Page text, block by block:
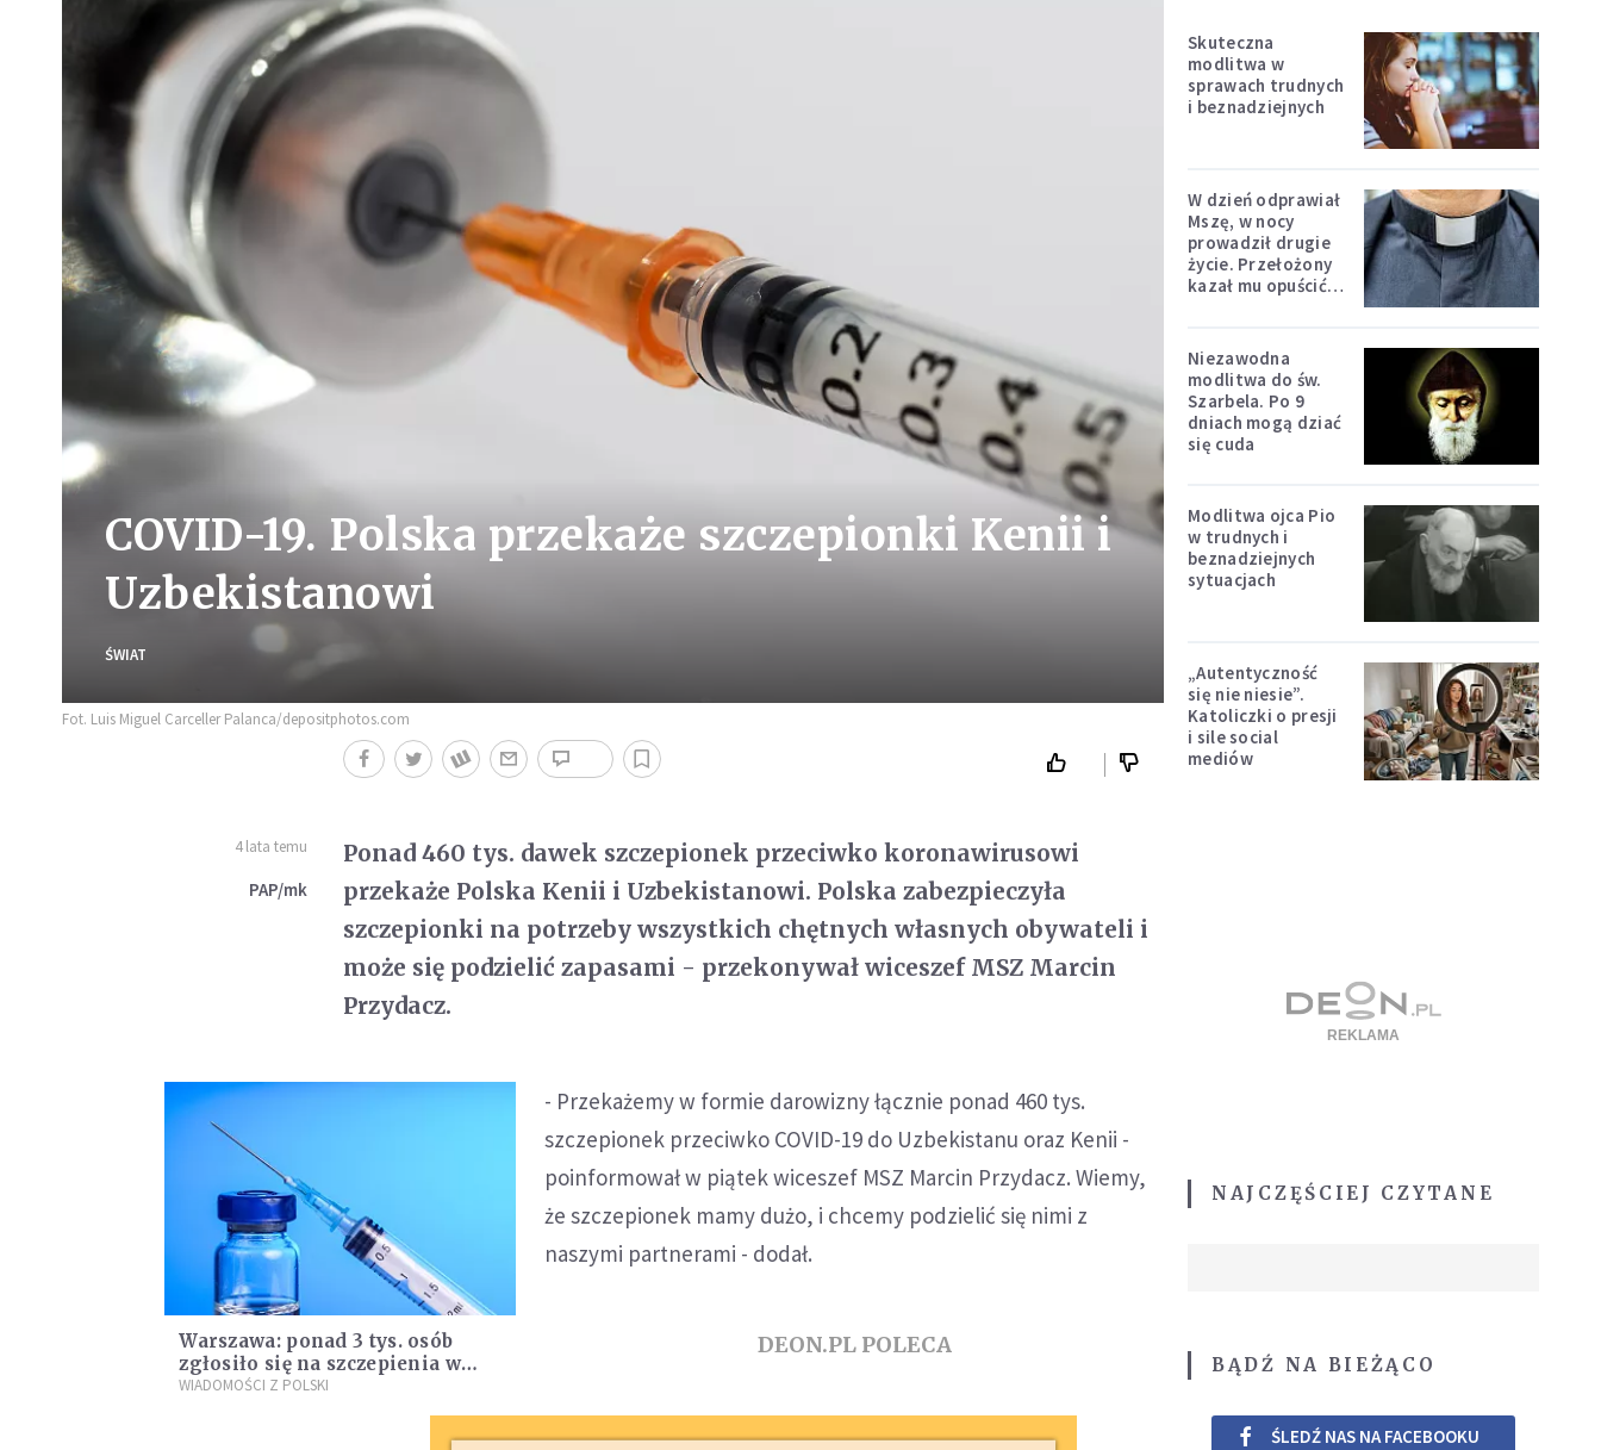
COVID-19. Polska przekaże szczepionki Kenii i
Uzbekistanowi
ŚWIAT
Fot. Luis Miguel Carceller Palanca/depositphotos.com
4 lata temu
PAP/mk
Ponad 460 tys. dawek szczepionek przeciwko koronawirusowi
przekaże Polska Kenii i Uzbekistanowi. Polska zabezpieczyła
szczepionki na potrzeby wszystkich chętnych własnych obywateli i
może się podzielić zapasami - przekonywał wiceszef MSZ Marcin
Przydacz.
Warszawa: ponad 3 tys. osób
zgłosiło się na szczepienia w
szkołach
WIADOMOŚCI Z POLSKI
- Przekażemy w formie darowizny łącznie ponad 460 tys.
szczepionek przeciwko COVID-19 do Uzbekistanu oraz Kenii -
poinformował w piątek wiceszef MSZ Marcin Przydacz. Wiemy,
że szczepionek mamy dużo, i chcemy podzielić się nimi z
naszymi partnerami - dodał.
DEON.PL POLECA
Skuteczna
modlitwa w
sprawach trudnych
i beznadziejnych
W dzień odprawiał
Mszę, w nocy
prowadził drugie
życie. Przełożony
kazał mu opuścić
Niezawodna
modlitwa do św.
Szarbela. Po 9
dniach mogą dziać
się cuda
Modlitwa ojca Pio
w trudnych i
beznadziejnych
sytuacjach
„Autentyczność
się nie niesie”.
Katoliczki o presji
i sile social
mediów
NAJCZĘŚCIEJ CZYTANE
BĄDŹ NA BIEŻĄCO
ŚLEDŹ NAS NA FACEBOOKU